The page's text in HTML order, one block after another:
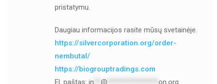
pristatymu.
Daugiau informacijos rasite mūsų svetainėje.
https://silvercorporation.org/order-
nembutal/
https://biogrouptradings.com
El. paštas: in @ on.org